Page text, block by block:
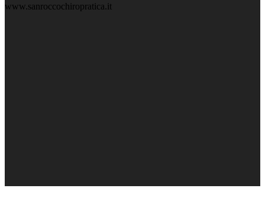
www.sanroccochiropratica.it